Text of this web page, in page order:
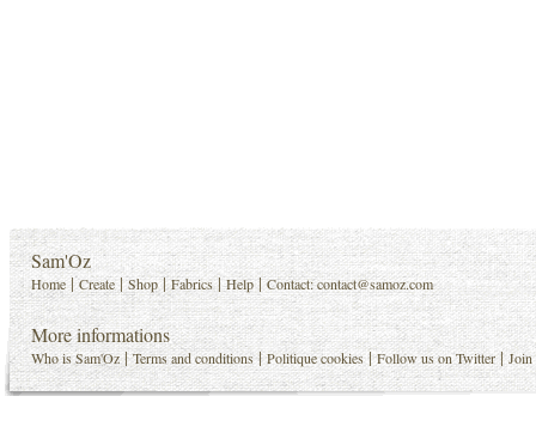
Sam'Oz
Home |Create |Shop |Fabrics |Help |Contact:contact@samoz.com
More informations
Who is Sam'Oz |Terms and conditions |Politique cookies |Follow us on Twitter |Join